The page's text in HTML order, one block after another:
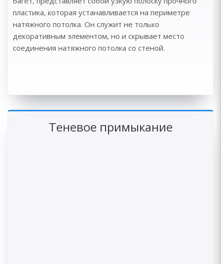
пластика, которая устанавливается на периметре
натяжного потолка. Он служит не только
декоративным элементом, но и скрывает место
соединения натяжного потолка со стеной.
Теневое примыкание